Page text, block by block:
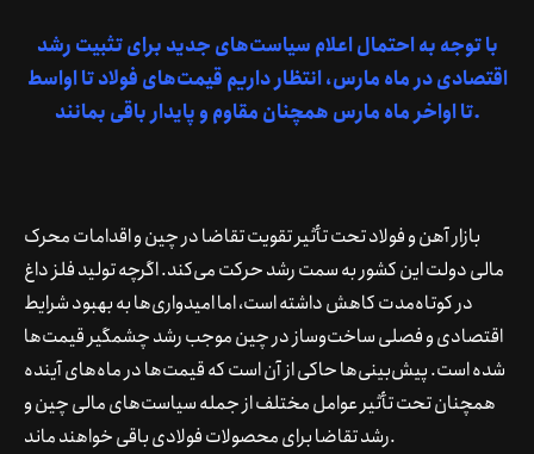
با توجه به احتمال اعلام سیاست‌های جدید برای تثبیت رشد
اقتصادی در ماه مارس، انتظار داریم قیمت‌های فولاد تا اواسط
تا اواخر ماه مارس همچنان مقاوم و پایدار باقی بمانند.
بازار آهن و فولاد تحت تأثیر تقویت تقاضا در چین و اقدامات محرک
مالی دولت این کشور به سمت رشد حرکت می‌کند. اگرچه تولید فلز داغ
در کوتاه‌مدت کاهش داشته است، اما امیدواری‌ها به بهبود شرایط
اقتصادی و فصلی ساخت‌وساز در چین موجب رشد چشمگیر قیمت‌ها
شده است. پیش‌بینی‌ها حاکی از آن است که قیمت‌ها در ماه‌های آینده
همچنان تحت تأثیر عوامل مختلف از جمله سیاست‌های مالی چین و
رشد تقاضا برای محصولات فولادی باقی خواهند ماند.